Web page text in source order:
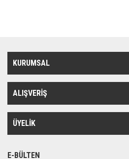
KURUMSAL
ALIŞVERİŞ
ÜYELİK
E-BÜLTEN